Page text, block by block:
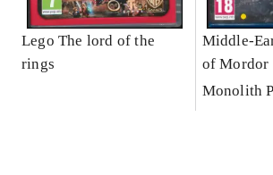
Lego The lord of the
rings
Middle-
of Mordor
Monolith